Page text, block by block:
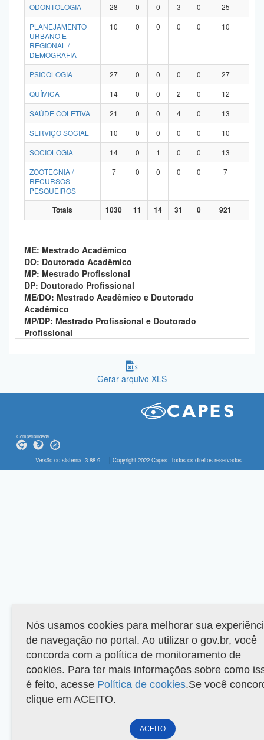
ODONTOLOGIA
28 0 0 3 0 25
PLANEJAMENTO
URBANO E
REGIONAL /
DEMOGRAFIA
10 0 0 0 0 10
PSICOLOGIA 27 0 0 0 0 27
QUÍMICA
14 0 0 2 0 12
SAÚDE COLETIVA
21 0 0 4 0 13
SERVIÇO SOCIAL
10 0 0 0 0 10
SOCIOLOGIA
14 0 1 0 0 13
ZOOTECNIA /
RECURSOS
PESQUEIROS
7 0 0 0 0 7
Totais 1030 11 14 31 0 921
ME: Mestrado Acadêmico
DO: Doutorado Acadêmico
MP: Mestrado Profissional
DP: Doutorado Profissional
ME/DO: Mestrado Acadêmico e Doutorado
Acadêmico
MP/DP: Mestrado Profissional e Doutorado
Profissional
Gerar arquivo XLS
Compatibilidade
Versão do sistema: 3.88.9 Copyright 2022 Capes. Todos os direitos reservados.
Nós usamos cookies para melhorar sua
de navegação no portal. Ao utilizar o gov.br, você
concorda com a política de monitoramento de
cookies. Para ter mais informações sobre como
é feito, acesse Política de cookies.Se você
clique em ACEITO.
ACEITO